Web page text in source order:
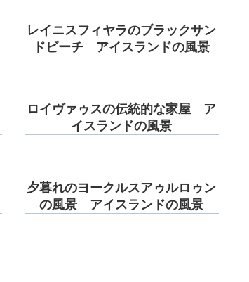
レイニスフィヤラのブラックサン
ドビーチ アイスランドの風景
ロイヴァゥスの伝統的な家屋 ア
イスランドの風景
夕暮れのヨークルスアゥルロゥン
の風景 アイスランドの風景